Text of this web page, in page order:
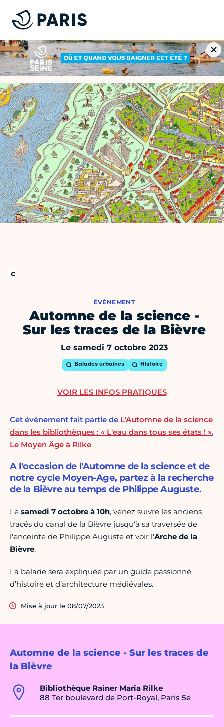
ÉVÈNEMENT
Automne de la science -
Sur les traces de la Bièvre
Le samedi 7 octobre 2023
Balades urbaines Histoire
Automne de la science - Sur les traces de
la Bièvre
Bibliothèque Rainer Maria Rilke
88 Ter boulevard de Port-Royal, Paris 5e
Cet évènement fait partie de L'Automne de la science
dans les bibliothèques : « L'eau dans tous ses états ! »,
Le Moyen Âge à Rilke
A l'occasion de l'Automne de la science et de
notre cycle Moyen-Age, partez à la recherche
de la Bièvre au temps de Philippe Auguste.
Le samedi 7 octobre à 10h, venez suivre les anciens
tracés du canal de la Bièvre jusqu'à sa traversée de
l'enceinte de Philippe Auguste et voir l'Arche de la
Bièvre.
La balade sera expliquée par un guide passionné
d’histoire et d’architecture médiévales.
Mise à jour le 08/07/2023
VOIR LES INFOS PRATIQUES